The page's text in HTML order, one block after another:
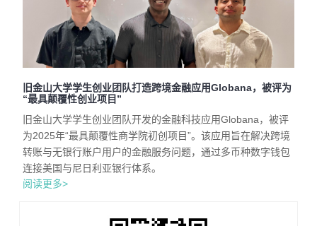
旧金山大学学生创业团队打造跨境金融应用Globana，被评为
“最具颠覆性创业项目”
旧金山大学学生创业团队开发的金融科技应用Globana，被评
为2025年“最具颠覆性商学院初创项目”。该应用旨在解决跨境
转账与无银行账户用户的金融服务问题，通过多币种数字钱包
连接美国与尼日利亚银行体系。
阅读更多>